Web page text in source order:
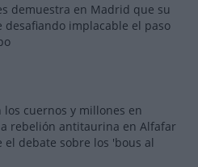
demuestra en Madrid que su
desafiando implacable el paso
los cuernos y millones en
rebelión antitaurina en Alfafar
el debate sobre los 'bous al